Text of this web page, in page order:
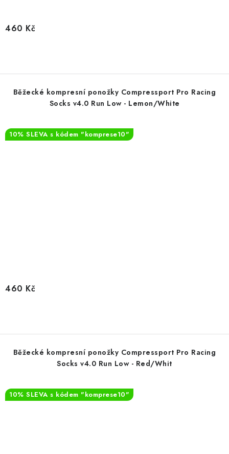
460 Kč
Běžecké kompresní ponožky Compressport Pro Racing
Socks v4.0 Run Low - Lemon/White
10% SLEVA s kódem "komprese10"
460 Kč
Běžecké kompresní ponožky Compressport Pro Racing
Socks v4.0 Run Low - Red/Whit
10% SLEVA s kódem "komprese10"